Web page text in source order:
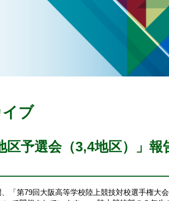
ブ
区予選会（3,4地区）」報
「第79回大阪高等学校陸上競技対校選手権大